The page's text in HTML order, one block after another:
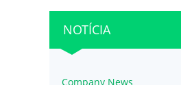
NOTÍCIA
Company News